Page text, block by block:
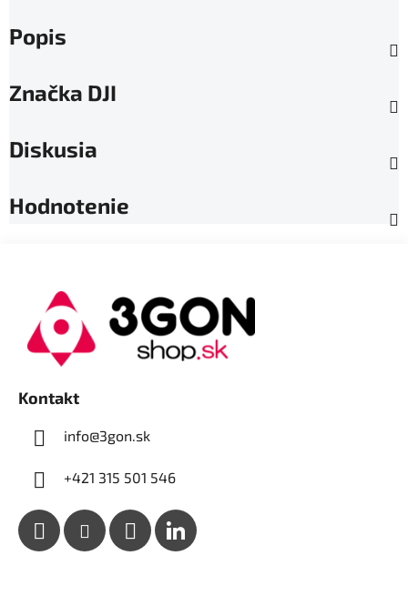
Popis
Značka DJI
Diskusia
Hodnotenie
Kontakt
info@3gon.sk
+421 315 501 546